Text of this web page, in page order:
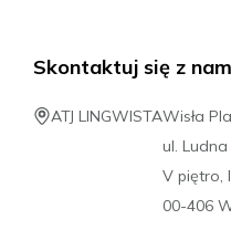
Skontaktuj się z
ATJ LINGWISTAWisła
ul. Ludna
V piętro,
00-406